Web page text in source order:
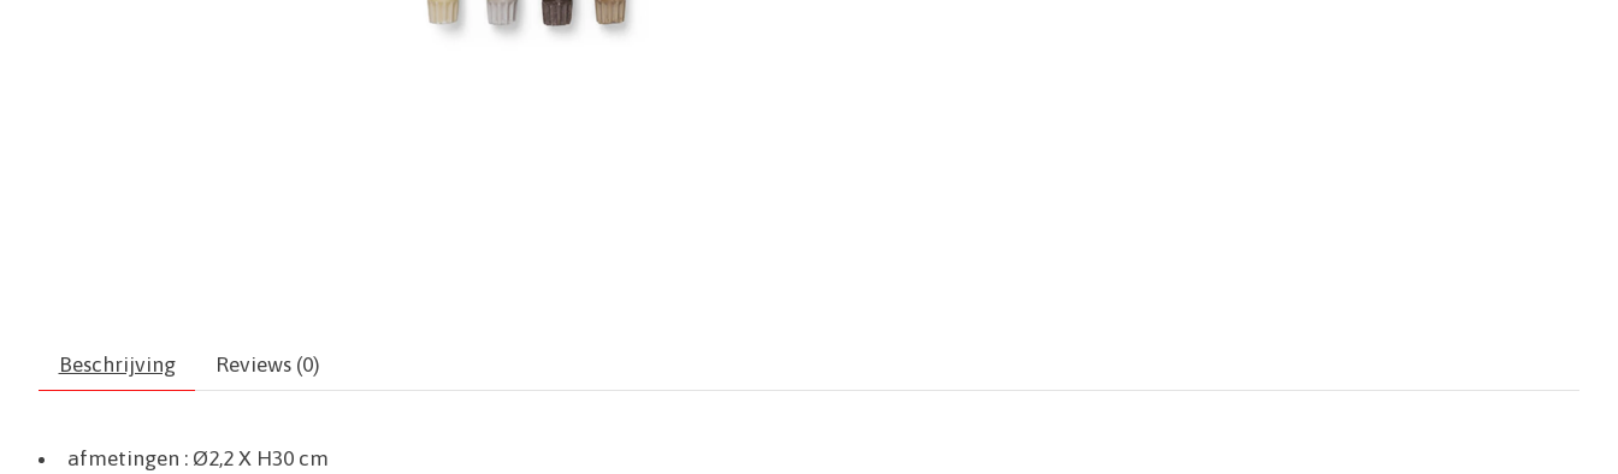
Beschrijving Reviews (0)
afmetingen : Ø2,2X H30 cm